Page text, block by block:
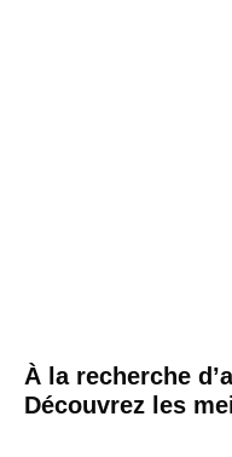
À la recherche
Découvrez les